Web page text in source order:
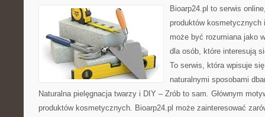
Bioarp24.pl to serwis
produktów kosmetycznych
może być rozumiana jako
dla osób, które interesują
To serwis, która wpisuje
naturalnymi sposobami
Naturalna pielęgnacja twarzy i DIY – Zrób to sam. Głównym
produktów kosmetycznych. Bioarp24.pl może zainteresować